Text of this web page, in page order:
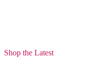
Shop the Latest